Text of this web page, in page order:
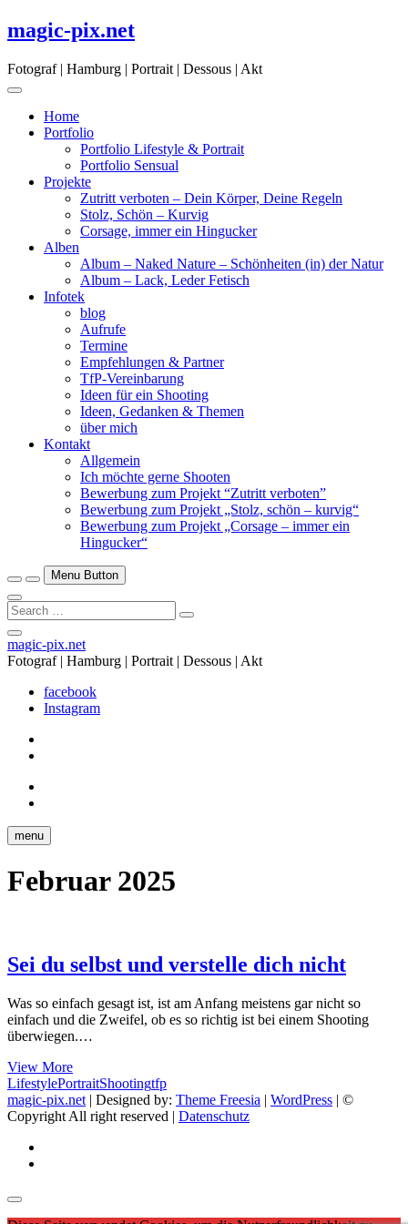
Skip
to
magic-pix.net
Fotograf | Hamburg | Portrait | Dessous | Akt
Home
Portfolio
Portfolio Lifestyle & Portrait
Portfolio Sensual
Projekte
Zutritt verboten – Dein Körper, Deine Regeln
Stolz, Schön – Kurvig
Corsage, immer ein Hingucker
Alben
Album – Naked Nature – Schönheiten (in) der Natur
Album – Lack, Leder Fetisch
Infotek
blog
Aufrufe
Termine
Empfehlungen & Partner
TfP-Vereinbarung
Ideen für ein Shooting
Ideen, Gedanken & Themen
über mich
Kontakt
Allgemein
Ich möchte gerne Shooten
Bewerbung zum Projekt “Zutritt verboten”
Bewerbung zum Projekt „Stolz, schön – kurvig“
Bewerbung zum Projekt „Corsage – immer ein
Hingucker“
Menu Button
Search
…
Close
Side
Menu
magic-pix.net
Fotograf | Hamburg | Portrait | Dessous | Akt
facebook
Instagram
menu
Februar 2025
Sei du selbst und verstelle dich nicht
Was so einfach gesagt ist, ist am Anfang meistens gar nicht so
einfach und die Zweifel, ob es so richtig ist bei einem Shooting
überwiegen.…
View MoreSei
du
selbst
und
LifestylePortraitShootingtfp
magic-pix.net | Designed by: Theme Freesia | WordPress | ©
Copyright All right reserved | Datenschutz